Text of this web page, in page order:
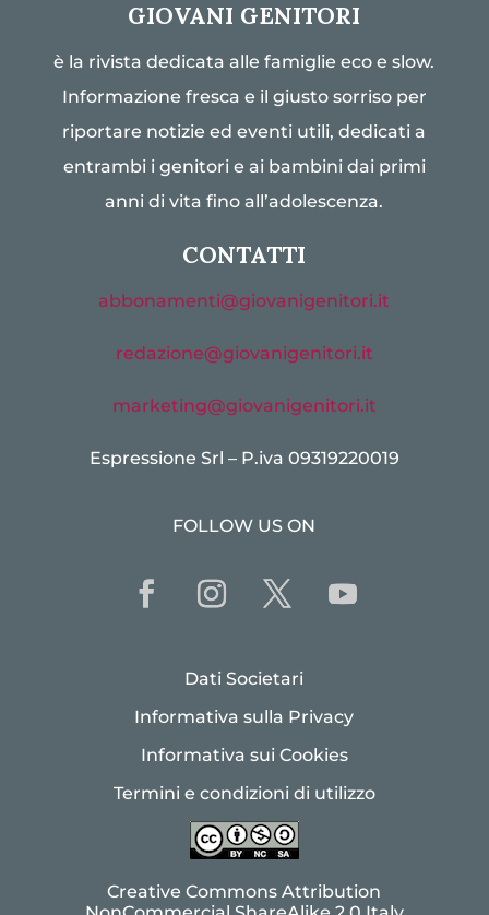
GIOVANI GENITORI
è la rivista dedicata alle famiglie eco e slow.
Informazione fresca e il giusto sorriso per
riportare notizie ed eventi utili, dedicati a
entrambi i genitori e ai bambini dai primi
anni di vita fino all’adolescenza.
CONTATTI
abbonamenti@giovanigenitori.it
redazione@giovanigenitori.it
marketing@giovanigenitori.it
Espressione Srl – P.iva 09319220019
FOLLOW US ON
Dati Societari
Informativa sulla Privacy
Informativa sui Cookies
Termini e condizioni di utilizzo
Creative Commons Attribution